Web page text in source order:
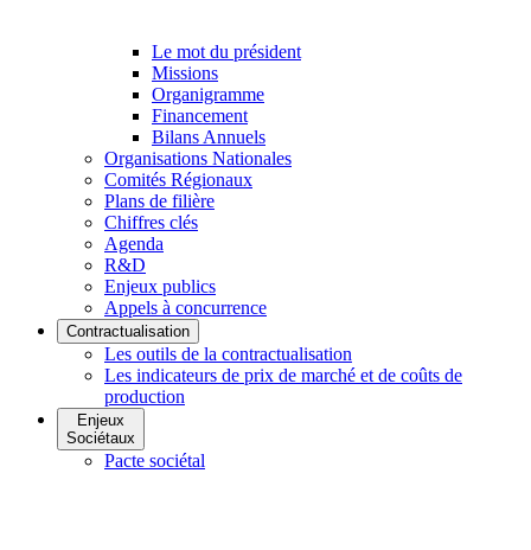
Le mot du président
Missions
Organigramme
Financement
Bilans Annuels
Organisations Nationales
Comités Régionaux
Plans de filière
Chiffres clés
Agenda
R&D
Enjeux publics
Appels à concurrence
Contractualisation
Les outils de la contractualisation
Les indicateurs de prix de marché et de coûts de
production
Enjeux
Sociétaux
Pacte sociétal